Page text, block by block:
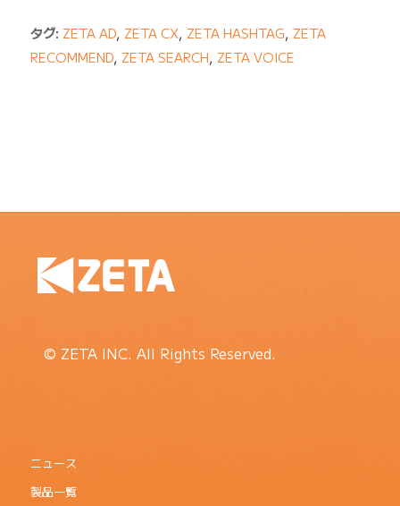
タグ: ZETA AD, ZETA CX, ZETA HASHTAG, ZETA
RECOMMEND, ZETA SEARCH, ZETA VOICE
© ZETA INC. All Rights Reserved.
ニュース
製品一覧